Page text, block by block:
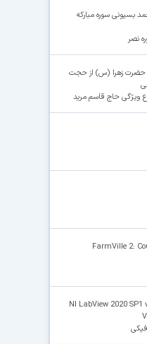
بسیونی سوره مبارکه
نصر
حضرت زهرا (س) از حجت
ویژگی حاج قاسم مرید
FarmVille 2:
NI LabView 2020